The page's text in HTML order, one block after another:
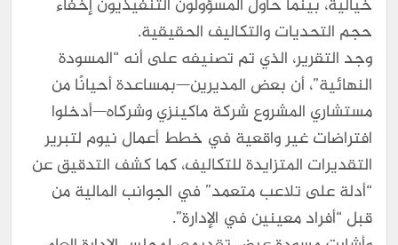
خيالية، بينما حاول المسؤولون التنفيذيون إخفاء
حجم التحديات والتكاليف الحقيقية.
وجد التقرير، الذي تم تصنيفه على أنه “المسودة
النهائية”، أن بعض المديرين—بمساعدة أحيانًا من
مستشاري المشروع شركة ماكينزي وشركاه—أدخلوا
افتراضات غير واقعية في خطط أعمال نيوم لتبرير
التقديرات المتزايدة للتكاليف، كما كشف التدقيق عن
“أدلة على تلاعب متعمد” في الجوانب المالية من
قبل “أفراد معينين في الإدارة”.